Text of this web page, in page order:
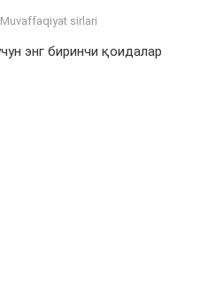
Muvaffaqiyat sirlari